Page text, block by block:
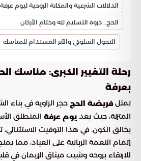
الدلالات الشرعية والمكانة الروحية ليوم عرفة
الحج.. ذروة التسليم لله وختام الأركان
التحول السلوكي والأثر المستدام للمناسك
رحلة التغيير الكبرى: مناسك
بعرفة
تمثل فريضة الحج حجر الزاوية في بناء
المتزنة، حيث يعد يوم عرفة المنطلق
بخالق الكون. في هذا التوقيت
إتمام النعمة الربانية على العباد، مما
للارتقاء بروحه وتثبيت ميثاق الإيمان في